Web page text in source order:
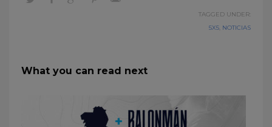
TAGGED UNDER:
5X5 NOTICIAS
What you can read next